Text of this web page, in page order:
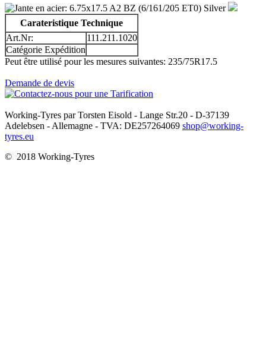
Carateristique Technique
Art.Nr:
111.211.1020
Catégorie Expédition
Peut être utilisé pour les mesures suivantes: 235/75R17.5
Demande de devis
Working-Tyres par Torsten Eisold - Lange Str.20 - D-37139
Adelebsen - Allemagne - TVA: DE257264069 shop@working-
tyres.eu
© 2018 Working-Tyres